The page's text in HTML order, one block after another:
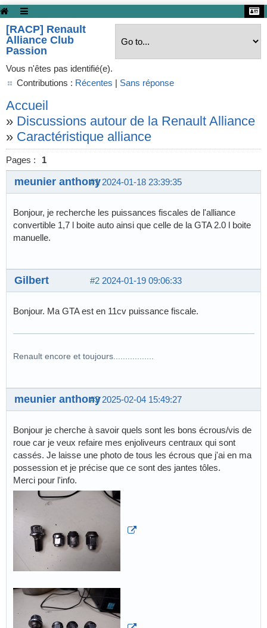
[RACP] Renault
Alliance Club
Passion
Vous n'êtes pas identifié(e).
Contributions : Récentes | Sans réponse
Accueil
» Discussions autour de la Renault Alliance
» Caractéristique alliance
Pages : 1
#1 2024-01-18 23:39:35
meunier anthony
Bonjour, je recherche les puissances fiscales de l'alliance
convertible 1,7 l boite auto ainsi que celle de la GTA 2.0 l boite
manuelle.
#2 2024-01-19 09:06:33
Gilbert
Bonjour. Ma GTA est en 11cv puissance fiscale.
Renault encore et toujours.................
#3 2025-02-04 15:49:27
meunier anthony
Bonjour je cherche à savoir quels sont les bons écrous/vis de
roue car je veux refaire mes enjoliveurs centraux qui sont
cassés. Je laisse une photo de tous les écrous que j'ai en ma
possession et je précise que ce sont des jantes tôles.
Merci pour l'info.